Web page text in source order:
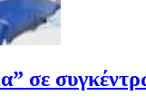
σε